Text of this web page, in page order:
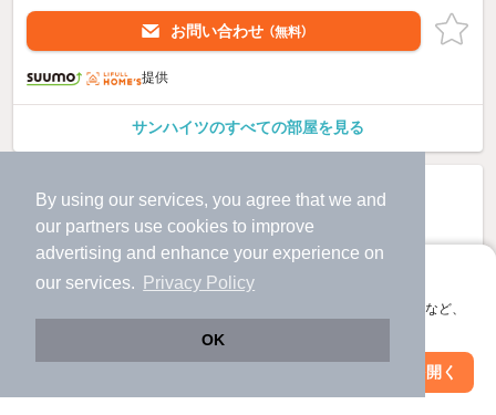
By using our services, you agree that we and
our partners use cookies to improve
advertising and enhance your experience on
our services.
Privacy Policy
OK
アプリに切り替えて、サクサクお部屋探し
会員登録なしですぐ使える。マップ検索やお気に入り保存など、
アプリを開く
お問い合わせ （無料）
提供
サンハイツのすべての部屋を見る
絞り込み条件を変更